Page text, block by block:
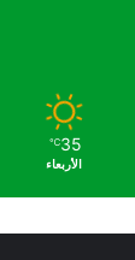
35
℃
الأربعاء